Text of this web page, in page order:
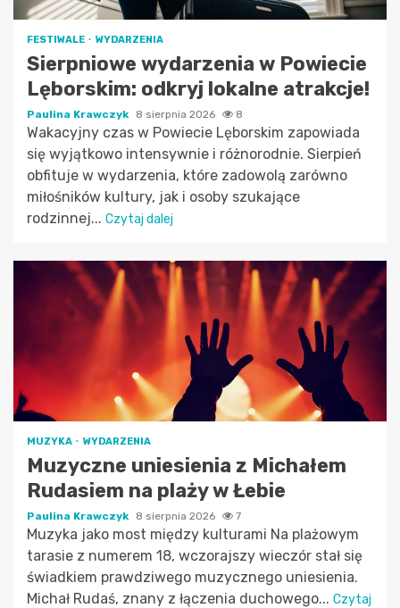
FESTIWALE WYDARZENIA
Sierpniowe wydarzenia w Powiecie
Lęborskim: odkryj lokalne atrakcje!
Paulina Krawczyk 8 sierpnia 2026 8
Wakacyjny czas w Powiecie Lęborskim zapowiada
się wyjątkowo intensywnie i różnorodnie. Sierpień
obfituje w wydarzenia, które zadowolą zarówno
miłośników kultury, jak i osoby szukające
rodzinnej... Czytaj dalej
MUZYKA WYDARZENIA
Muzyczne uniesienia z Michałem
Rudasiem na plaży w Łebie
Paulina Krawczyk 8 sierpnia 2026 7
Muzyka jako most między kulturami Na plażowym
tarasie z numerem 18, wczorajszy wieczór stał się
świadkiem prawdziwego muzycznego uniesienia.
Michał Rudaś, znany z łączenia duchowego... Czytaj